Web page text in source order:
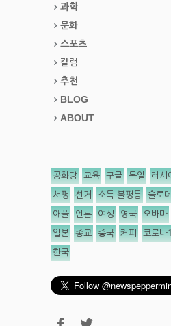
과학
문화
스포츠
칼럼
추천
BLOG
ABOUT
공화당 교육 구글 독일 러시
서평 선거 소득 불평등 슬로
애플 언론 여성 영국 오바마
일본 종교 중국 커피 코로나
한국